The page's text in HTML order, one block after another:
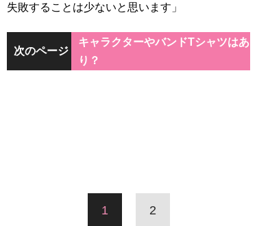
失敗することは少ないと思います」
次のページ
キャラクターやバンドTシャツはあ
り？
1 2